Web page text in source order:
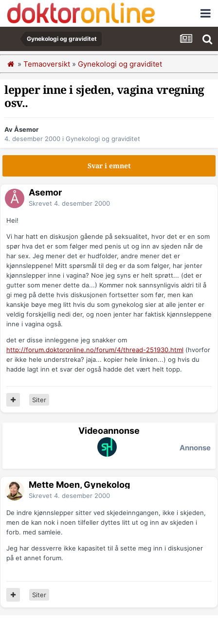
Gynekologi og graviditet
» Temaoversikt » Gynekologi og graviditet
lepper inne i sjeden, vagina vregning
osv..
Av Åsemor
4. desember 2000 i Gynekologi og graviditet
Svar i emnet
Åsemor
Skrevet 4. desember 2000
Hei!
Vi har hatt en diskusjon gående på seksualitet, hvor det er en som
spør hva det er som følger med penis ut og inn av sjeden når de
har sex. Jeg mener det er hudfolder, andre mener det er
kjønnsleppene! Mitt spørsmål til deg er da som følger, har jenter
kjønnslepper inne i vagina? Noe jeg syns er helt sprøtt... (det er
gutter som mener dette da...) Kommer nok sannsynligvis aldri til å
gi meg på dette hvis diskusjonen fortsetter som før, men kan
kanskje bøye meg litt hvis du som gynekolog sier at alle jenter er
veldig forskjellig nedi der, og noen jenter har faktisk kjønnsleppene
inne i vagina også.
det er disse innleggene jeg snakker om
http://forum.doktoronline.no/forum/4/thread-251930.html (hvorfor
er ikke hele understreka? jaja... kopier hele linken...) og hvis du
hadde lagt inn et svar der også hadde det vært helt topp.
Siter
Videoannonse
Annonse
Mette Moen, Gynekolog
Skrevet 4. desember 2000
De indre kjønnslepper sitter ved skjedeinngangen, ikke i skjeden,
men de kan nok i noen tilfeller dyttes litt ut og inn av skjeden i
forb. med samleie.
Jeg har dessverre ikke kapasitet til å sette meg inn i diskusjoner
på et annet forum.
Siter